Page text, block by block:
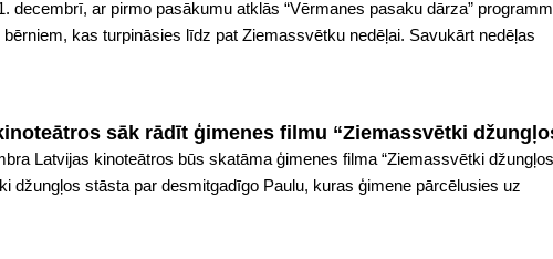
decembrī, ar pirmo pasākumu atklās “Vērmanes pasaku dārza”
kas turpināsies līdz pat Ziemassvētku nedēļai. Savukārt nedēļas
sāk rādīt ģimenes filmu “Ziemassvētki
Latvijas kinoteātros būs skatāma ģimenes filma “Ziemassvētki
džungļos stāsta par desmitgadīgo Paulu, kuras ģimene pārcēlusies uz